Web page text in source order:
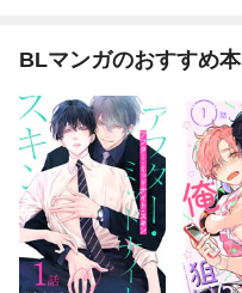
BLマンガのおすすめ本